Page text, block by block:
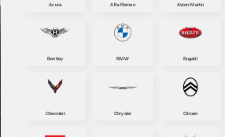
Acura Alfa-Romeo Aston-Martin
Bentley BMW Bugatti
Chevrolet Chrysler Citroen